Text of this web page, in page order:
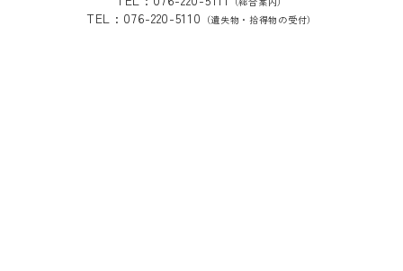
TEL : 076-220-5110 （遺失物・拾得物の受付）